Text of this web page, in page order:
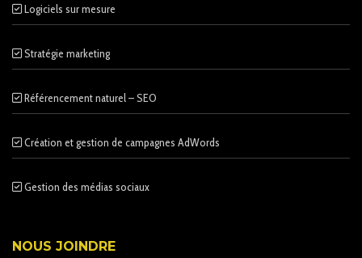
Logiciels sur mesure
Stratégie marketing
Référencement naturel – SEO
Création et gestion de campagnes AdWords
Gestion des médias sociaux
NOUS JOINDRE